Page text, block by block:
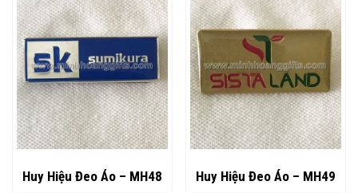
Huy Hiệu Đeo Áo – MH48 Huy Hiệu Đeo Áo – MH49